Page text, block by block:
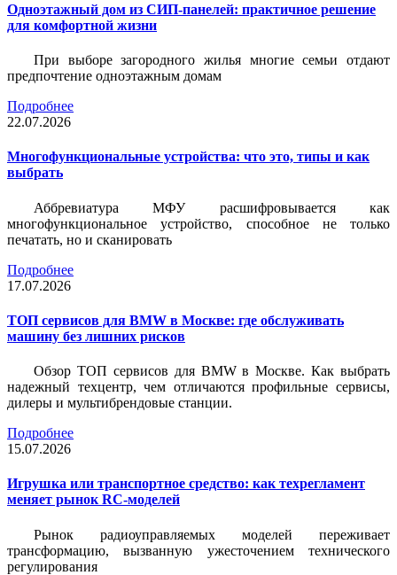
Одноэтажный дом из СИП-панелей: практичное решение
для комфортной жизни
При выборе загородного жилья многие семьи отдают
предпочтение одноэтажным домам
Подробнее
22.07.2026
Многофункциональные устройства: что это, типы и как
выбрать
Аббревиатура МФУ расшифровывается как
многофункциональное устройство, способное не только
печатать, но и сканировать
Подробнее
17.07.2026
ТОП сервисов для BMW в Москве: где обслуживать
машину без лишних рисков
Обзор ТОП сервисов для BMW в Москве. Как выбрать
надежный техцентр, чем отличаются профильные сервисы,
дилеры и мультибрендовые станции.
Подробнее
15.07.2026
Игрушка или транспортное средство: как техрегламент
меняет рынок RC-моделей
Рынок радиоуправляемых моделей переживает
трансформацию, вызванную ужесточением технического
регулирования